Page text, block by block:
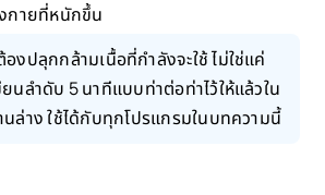
กายที่หนักขึ้น
งปลุกกล้ามเนื้อที่กำลังจะใช้ ไม่ใช่แค่
นลำดับ 5 นาทีแบบท่าต่อท่าไว้ให้แล้วใน
ล่าง ใช้ได้กับทุกโปรแกรมในบทความนี้